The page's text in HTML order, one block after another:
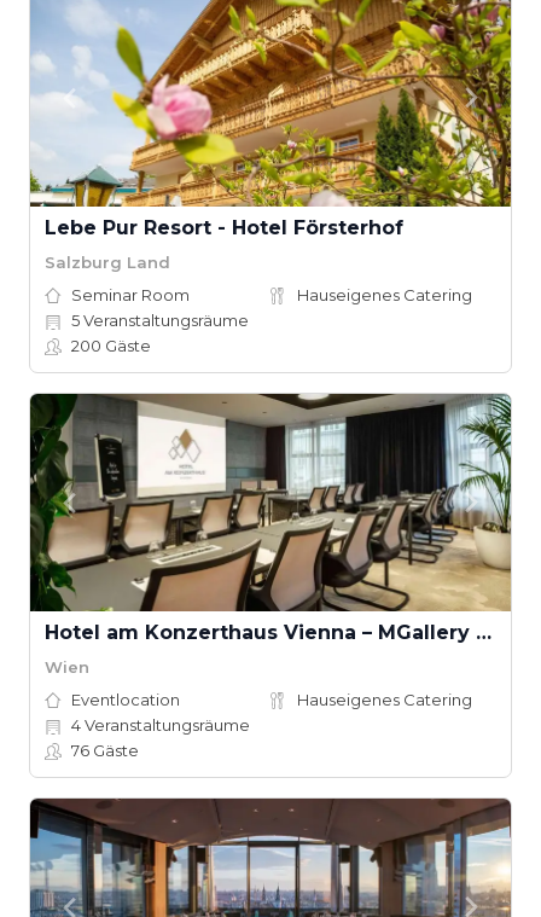
Lebe Pur Resort - Hotel Försterhof
Salzburg Land
Seminar Room
Hauseigenes Catering
5Veranstaltungsräume
200 Gäste
Hotel am Konzerthaus Vienna – MGallery Collection
Wien
Eventlocation
Hauseigenes Catering
4Veranstaltungsräume
76 Gäste